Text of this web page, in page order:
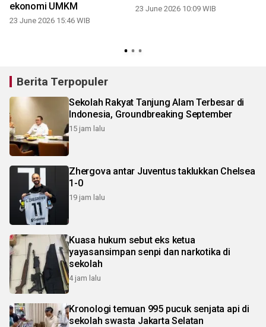
ekonomi UMKM
23 June 2026 15:46 WIB
23 June 2026 10:09 WIB
Berita Terpopuler
Sekolah Rakyat Tanjung Alam Terbesar di
Indonesia, Groundbreaking September
15 jam lalu
Zhergova antar Juventus taklukkan Chelsea
1-0
19 jam lalu
Kuasa hukum sebut eks ketua
yayasansimpan senpi dan narkotika di
sekolah
4 jam lalu
Kronologi temuan 995 pucuk senjata api di
sekolah swasta Jakarta Selatan